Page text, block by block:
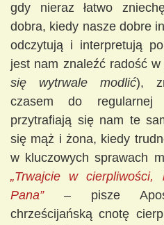
gdy nieraz łatwo
dobra, kiedy nasze dobre
odczytują i interpretują
jest nam znaleźć radość
się wytrwale modlić),
czasem do
przytrafiają się nam te
się mąż i żona, kiedy
w kluczowych sprawach
„Trwajcie w
Pana”– pisze
chrześcijańską cnotę